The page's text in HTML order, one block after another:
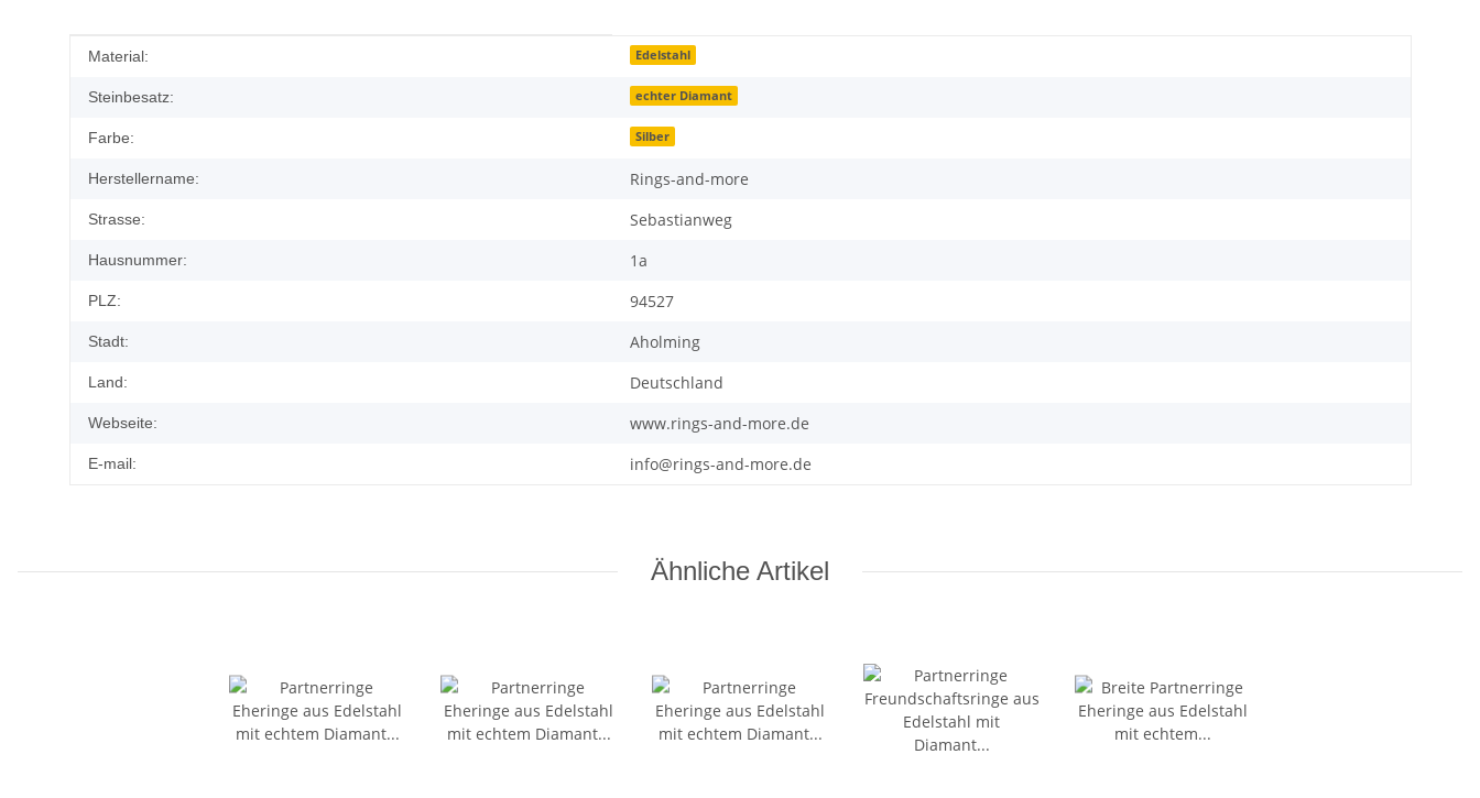
Produkteigenschaft
Wert
Material: Edelstahl
Steinbesatz: echter Diamant
Farbe: Silber
Herstellername: Rings-and-more
Strasse: Sebastianweg
Hausnummer: 1a
PLZ: 94527
Stadt: Aholming
Land: Deutschland
Webseite: www.rings-and-more.de
E-mail: info@rings-and-more.de
Ähnliche Artikel